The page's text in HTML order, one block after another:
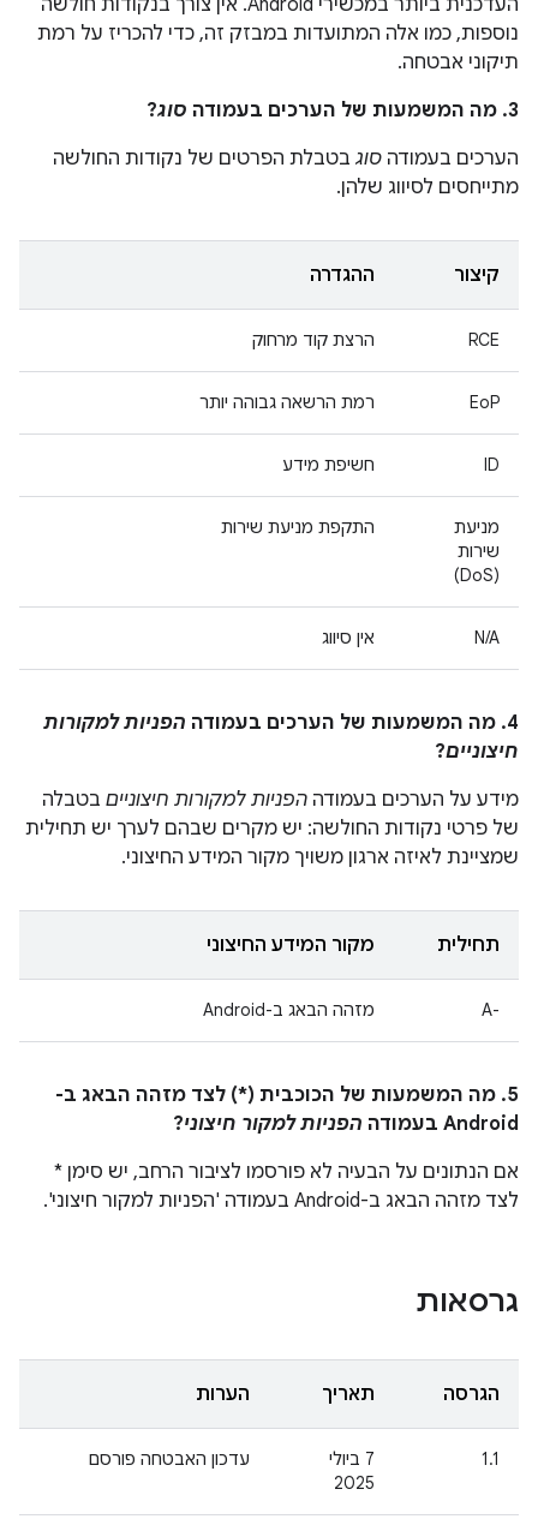
העדכנית ביותר במכשירי Android. אין צורך בנקודות חולשה
נוספות, כמו אלה המתועדות במבזק זה, כדי להכריז על רמת
תיקוני אבטחה.
3. מה המשמעות של הערכים בעמודה
סוג?
הערכים בעמודה סוג בטבלת הפרטים של נקודות החולשה
מתייחסים לסיווג שלהן.
קיצור ההגדרה
RCE הרצת קוד מרחוק
EoP רמת הרשאה גבוהה יותר
ID חשיפת מידע
מניעת
שירות
(DoS)
התקפת מניעת שירות
N/A אין סיווג
4. מה המשמעות של הערכים בעמודה
הפניות למקורות
חיצוניים?
מידע על הערכים בעמודה הפניות למקורות חיצוניים בטבלה
של פרטי נקודות החולשה: יש מקרים שבהם לערך יש תחילית
שמציינת לאיזה ארגון משויך מקור המידע החיצוני.
תחילית מקור המידע החיצוני
A-‎ מזהה הבאג ב-Android
5. מה המשמעות של הכוכבית (*) לצד מזהה הבאג ב-
Android בעמודה
הפניות למקור חיצוני?
אם הנתונים על הבעיה לא פורסמו לציבור הרחב, יש סימן *
לצד מזהה הבאג ב-Android בעמודה 'הפניות למקור חיצוני'.
גרסאות
הגרסה תאריך הערות
1.1
‫7 ביולי
2025
עדכון האבטחה פורסם